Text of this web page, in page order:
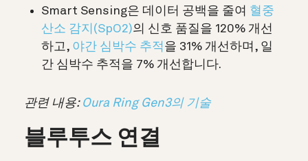
Smart Sensing은 데이터 공백을 줄여 혈중
산소 감지(SpO2)의 신호 품질을 120% 개선
하고, 야간 심박수 추적 을 31% 개선하며, 일
간 심박수 추적을 7% 개선합니다.
관련 내용: Oura Ring Gen3의 기술
블루투스 연결